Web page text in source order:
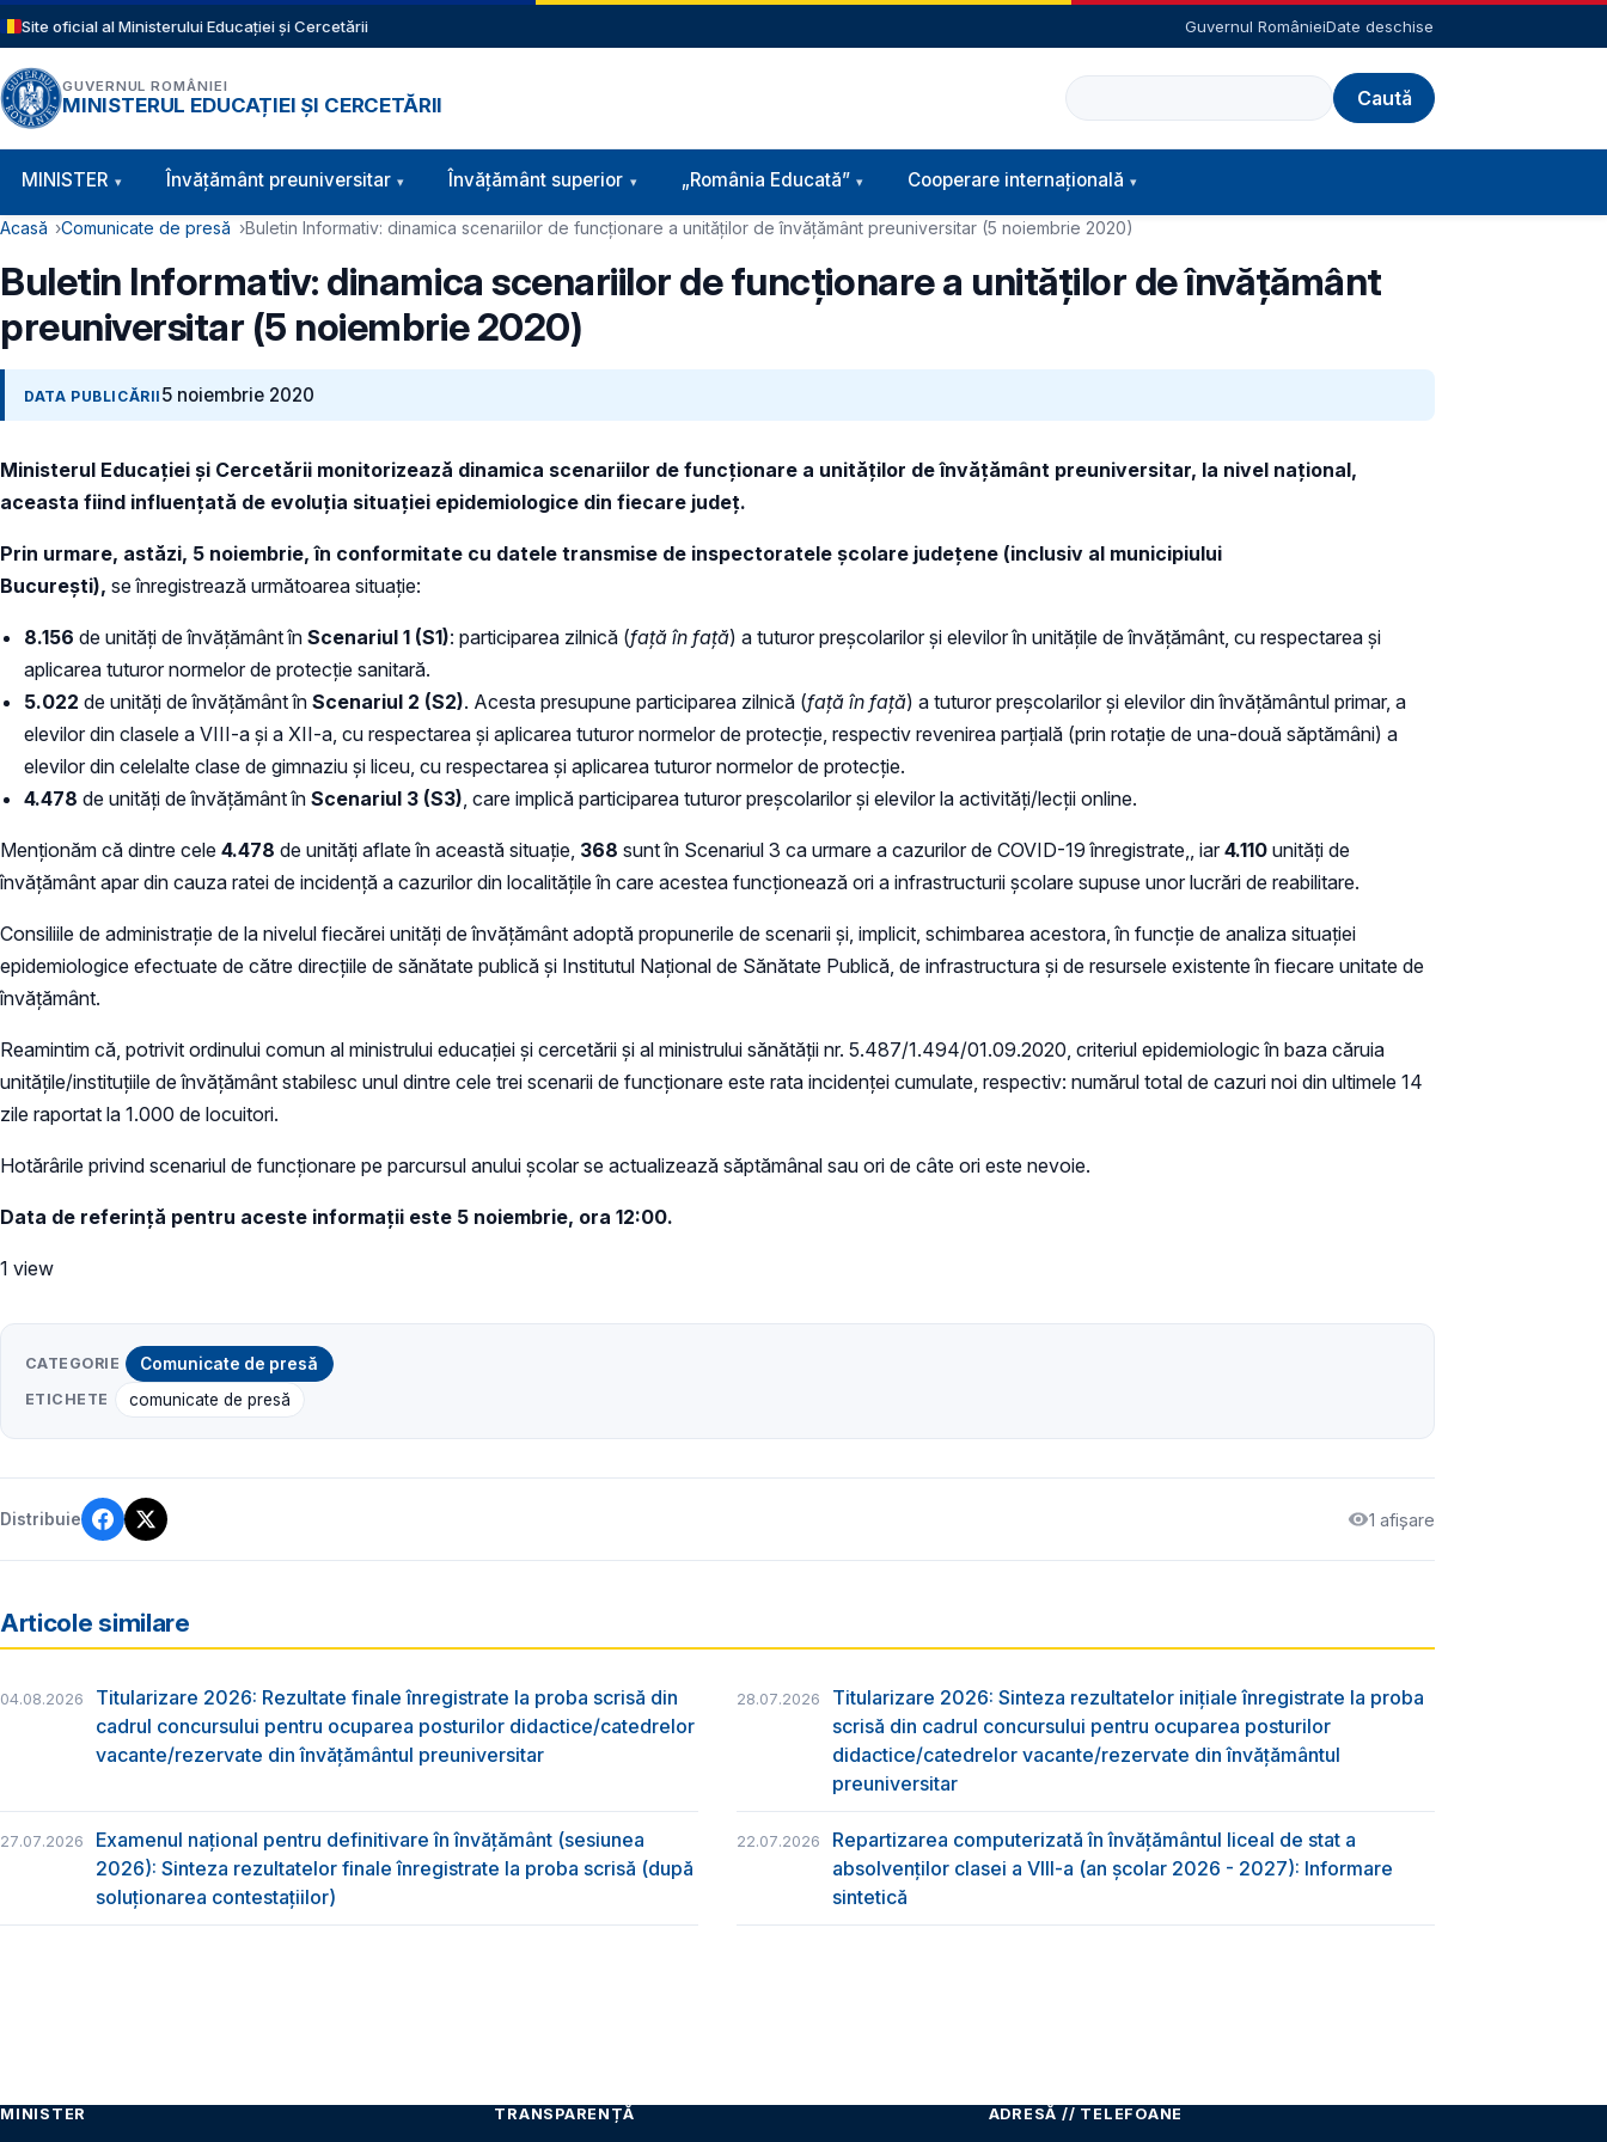
Sari la conținutul principal
Site oficial al Ministerului Educației și Cercetării Guvernul RomânieiDate deschise
GUVERNUL ROMÂNIEI
MINISTERUL EDUCAȚIEI ȘI CERCETĂRII
Caută
Navigație principală
MINISTER Învăţământ preuniversitar Învățământ superior „România Educată” Cooperare internațională
Cale de navigare
Acasă Comunicate de presă Buletin Informativ: dinamica scenariilor de funcționare a unităților de învățământ preuniversitar (5 noiembrie 2020)
Buletin Informativ: dinamica scenariilor de funcționare a unităților de învățământ
preuniversitar (5 noiembrie 2020)
DATA PUBLICĂRII 5 noiembrie 2020
Ministerul Educației și Cercetării monitorizează dinamica scenariilor de funcționare a unităților de învățământ preuniversitar, la nivel național,
aceasta fiind influențată de evoluția situației epidemiologice din fiecare județ.
Prin urmare, astăzi, 5 noiembrie, în conformitate cu datele transmise de inspectoratele școlare județene (inclusiv al municipiului
București), se înregistrează următoarea situație:
8.156 de unități de învățământ în Scenariul 1 (S1): participarea zilnică (față în față) a tuturor preșcolarilor și elevilor în unitățile de învățământ, cu respectarea și
aplicarea tuturor normelor de protecție sanitară.
5.022 de unități de învățământ în Scenariul 2 (S2). Acesta presupune participarea zilnică (față în față) a tuturor preșcolarilor și elevilor din învățământul primar, a
elevilor din clasele a VIII-a și a XII-a, cu respectarea și aplicarea tuturor normelor de protecție, respectiv revenirea parțială (prin rotație de una-două săptămâni) a
elevilor din celelalte clase de gimnaziu și liceu, cu respectarea și aplicarea tuturor normelor de protecție.
4.478 de unități de învățământ în Scenariul 3 (S3), care implică participarea tuturor preșcolarilor și elevilor la activități/lecții online.
Menționăm că dintre cele 4.478 de unități aflate în această situație, 368 sunt în Scenariul 3 ca urmare a cazurilor de COVID-19 înregistrate,, iar 4.110 unități de
învățământ apar din cauza ratei de incidență a cazurilor din localitățile în care acestea funcționează ori a infrastructurii școlare supuse unor lucrări de reabilitare.
Consiliile de administrație de la nivelul fiecărei unități de învățământ adoptă propunerile de scenarii și, implicit, schimbarea acestora, în funcție de analiza situației
epidemiologice efectuate de către direcțiile de sănătate publică și Institutul Național de Sănătate Publică, de infrastructura și de resursele existente în fiecare unitate de
învățământ.
Reamintim că, potrivit ordinului comun al ministrului educației și cercetării și al ministrului sănătății nr. 5.487/1.494/01.09.2020, criteriul epidemiologic în baza căruia
unitățile/instituțiile de învățământ stabilesc unul dintre cele trei scenarii de funcționare este rata incidenței cumulate, respectiv: numărul total de cazuri noi din ultimele 14
zile raportat la 1.000 de locuitori.
Hotărârile privind scenariul de funcționare pe parcursul anului școlar se actualizează săptămânal sau ori de câte ori este nevoie.
Data de referință pentru aceste informații este 5 noiembrie, ora 12:00.
1 view
CATEGORIE Comunicate de presă
ETICHETE comunicate de presă
Distribuie 1 afișare
Articole similare
04.08.2026
Titularizare 2026: Rezultate finale înregistrate la proba scrisă din
cadrul concursului pentru ocuparea posturilor didactice/catedrelor
vacante/rezervate din învăţământul preuniversitar
28.07.2026
Titularizare 2026: Sinteza rezultatelor inițiale înregistrate la proba
scrisă din cadrul concursului pentru ocuparea posturilor
didactice/catedrelor vacante/rezervate din învăţământul
preuniversitar
27.07.2026
Examenul național pentru definitivare în învățământ (sesiunea
2026): Sinteza rezultatelor finale înregistrate la proba scrisă (după
soluționarea contestațiilor)
22.07.2026
Repartizarea computerizată în învăţământul liceal de stat a
absolvenţilor clasei a VIII-a (an școlar 2026 - 2027): Informare
sintetică
MINISTER TRANSPARENȚĂ ADRESĂ // TELEFOANE